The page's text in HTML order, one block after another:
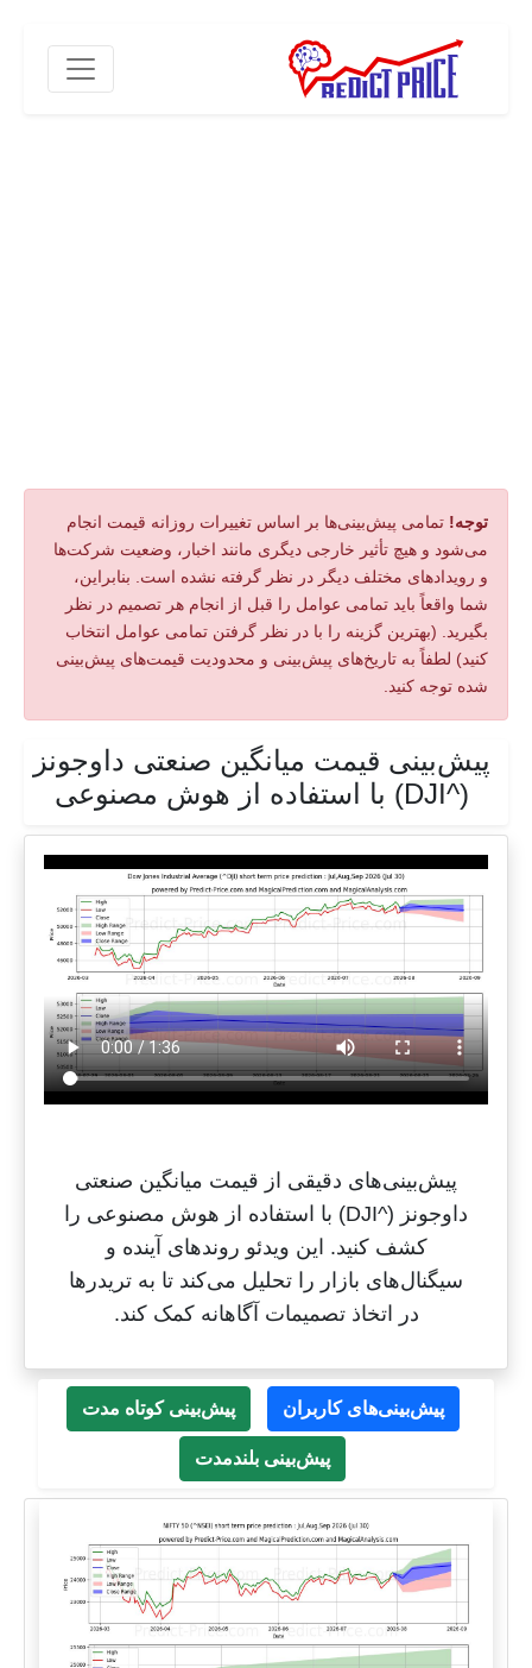
توجه! تمامی پیش‌بینی‌ها بر اساس تغییرات روزانه قیمت انجام
می‌شود و هیچ تأثیر خارجی دیگری مانند اخبار، وضعیت شرکت‌ها
و رویدادهای مختلف دیگر در نظر گرفته نشده است. بنابراین،
شما واقعاً باید تمامی عوامل را قبل از انجام هر تصمیم در نظر
بگیرید. (بهترین گزینه را با در نظر گرفتن تمامی عوامل انتخاب
کنید) لطفاً به تاریخ‌های پیش‌بینی و محدودیت قیمت‌های پیش‌بینی
شده توجه کنید.
پیش‌بینی قیمت میانگین صنعتی داوجونز
(^DJI) با استفاده از هوش مصنوعی
پیش‌بینی‌های دقیقی از قیمت میانگین صنعتی
داوجونز (^DJI) با استفاده از هوش مصنوعی را
کشف کنید. این ویدئو روندهای آینده و
سیگنال‌های بازار را تحلیل می‌کند تا به تریدرها
در اتخاذ تصمیمات آگاهانه کمک کند.
پیش‌بینی‌های کاربران پیش‌بینی کوتاه مدت
پیش‌بینی بلندمدت